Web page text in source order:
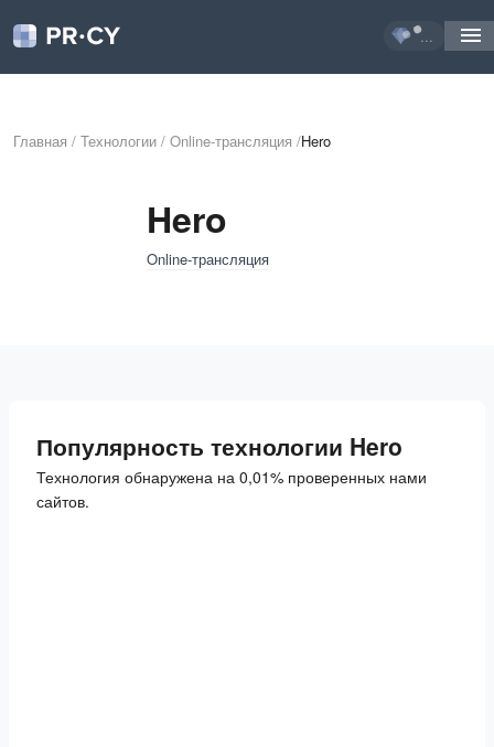
...
Главная / Технологии / Online-трансляция /Hero
Hero
Online-трансляция
Популярность технологии Hero
Технология обнаружена на 0,01% проверенных нами
сайтов.